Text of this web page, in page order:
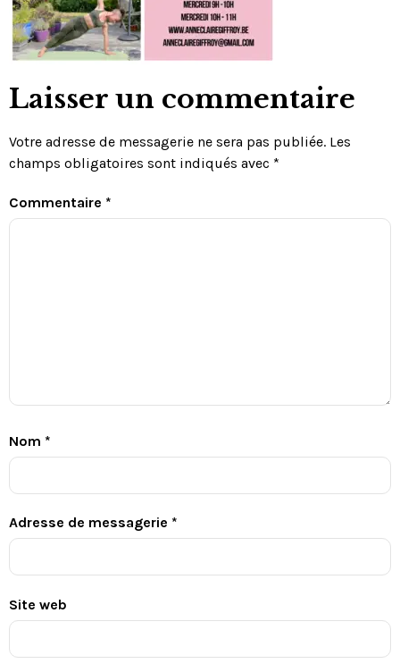
Laisser un commentaire
Votre adresse de messagerie ne sera pas publiée. Les
champs obligatoires sont indiqués avec *
Commentaire *
Nom *
Adresse de messagerie *
Site web